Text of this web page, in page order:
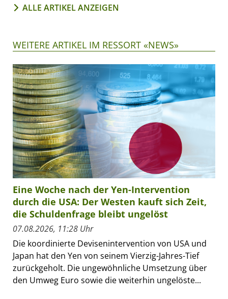
ALLE ARTIKEL ANZEIGEN
WEITERE ARTIKEL IM RESSORT «NEWS»
Eine Woche nach der Yen-Intervention
durch die USA: Der Westen kauft sich Zeit,
die Schuldenfrage bleibt ungelöst
07.08.2026, 11:28 Uhr
Die koordinierte Devisenintervention von USA und
Japan hat den Yen von seinem Vierzig-Jahres-Tief
zurückgeholt. Die ungewöhnliche Umsetzung über
den Umweg Euro sowie die weiterhin ungelöste...